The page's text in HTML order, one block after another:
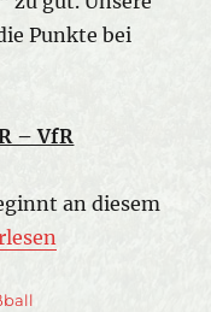
Punkte bei
– VfR
an diesem
– Zwei